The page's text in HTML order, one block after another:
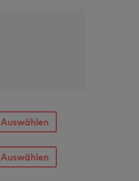
Auswählen
Auswählen